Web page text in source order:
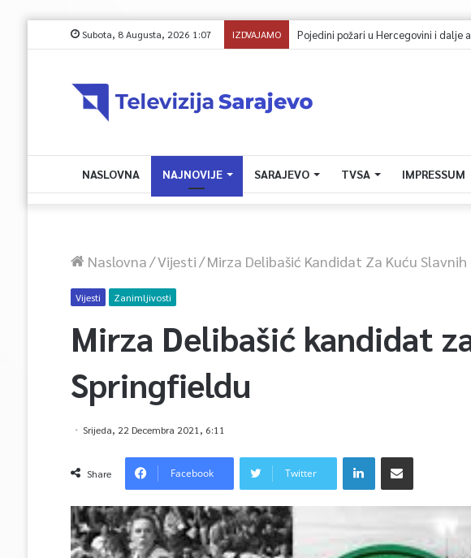
Subota, 8 Augusta, 2026 1:07 IZDVAJAMO Pojedini požari u Hercegovini i dalje
NASLOVNA NAJNOVIJE SARAJEVO TVSA IMPRESSUM
Naslovna/Vijesti/Mirza Delibašić Kandidat Za Kuću
Vijesti Zanimljivosti
Mirza Delibašić kandidat
Springfieldu
Srijeda, 22 Decembra 2021, 6:11
Share Facebook Twitter